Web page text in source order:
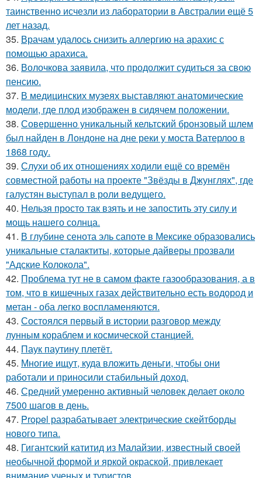
таинственно исчезли из лаборатории в Австралии ещё 5
лет назад.
35. Врачам удалось снизить аллергию на арахис с
помощью арахиса.
36. Волочкова заявила, что продолжит судиться за свою
пенсию.
37. В медицинских музеях выставляют анатомические
модели, где плод изображен в сидячем положении.
38. Совершенно уникальный кельтский бронзовый шлем
был найден в Лондоне на дне реки у моста Ватерлоо в
1868 году.
39. Слухи об их отношениях ходили ещё со времён
совместной работы на проекте "Звёзды в Джунглях", где
галустян выступал в роли ведущего.
40. Нельзя просто так взять и не запостить эту силу и
мощь нашего солнца.
41. В глубине сенота эль сапоте в Мексике образовались
уникальные сталактиты, которые дайверы прозвали
"Адские Колокола".
42. Проблема тут не в самом факте газообразования, а в
том, что в кишечных газах действительно есть водород и
метан - оба легко воспламеняются.
43. Состоялся первый в истории разговор между
лунным кораблем и космической станцией.
44. Паук паутину плетёт.
45. Многие ищут, куда вложить деньги, чтобы они
работали и приносили стабильный доход.
46. Средний умеренно активный человек делает около
7500 шагов в день.
47. Propel разрабатывает электрические скейтборды
нового типа.
48. Гигантский катитид из Малайзии, известный своей
необычной формой и яркой окраской, привлекает
внимание ученых и туристов.